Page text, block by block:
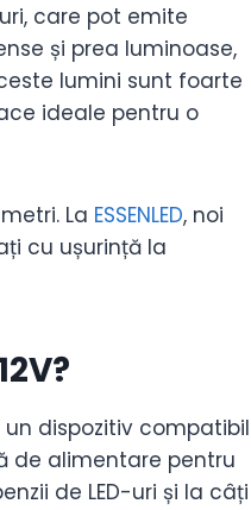
care pot emite
și prea luminoase,
lumini sunt foarte
ideale pentru o
La ESSENLED, noi
cu ușurință la
un dispozitiv compatibil
de alimentare pentru
de LED-uri și la câți